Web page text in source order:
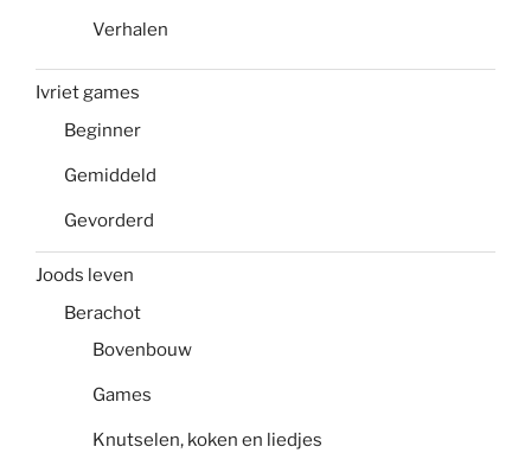
Verhalen
Ivriet games
Beginner
Gemiddeld
Gevorderd
Joods leven
Berachot
Bovenbouw
Games
Knutselen, koken en liedjes